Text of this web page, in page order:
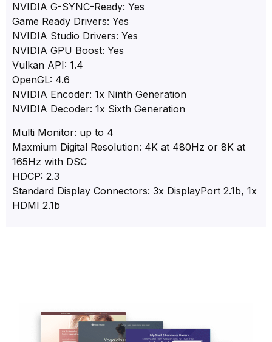
NVIDIA G-SYNC-Ready: Yes
Game Ready Drivers: Yes
NVIDIA Studio Drivers: Yes
NVIDIA GPU Boost: Yes
Vulkan API: 1.4
OpenGL: 4.6
NVIDIA Encoder: 1x Ninth Generation
NVIDIA Decoder: 1x Sixth Generation
Multi Monitor: up to 4
Maxmium Digital Resolution: 4K at 480Hz or 8K at
165Hz with DSC
HDCP: 2.3
Standard Display Connectors: 3x DisplayPort 2.1b, 1x
HDMI 2.1b